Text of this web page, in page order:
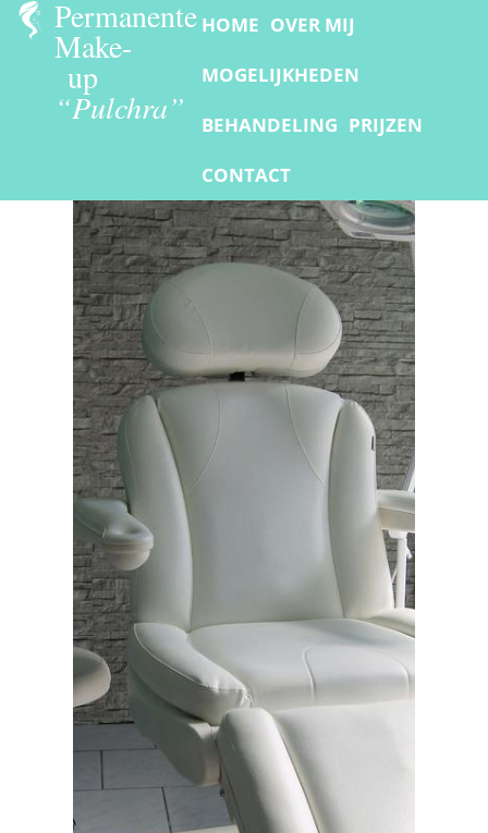
Permanente
Make-
up
“Pulchra”
HOME OVER MIJ
MOGELIJKHEDEN
BEHANDELING PRIJZEN
CONTACT